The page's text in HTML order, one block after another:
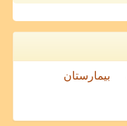
بیمارستان